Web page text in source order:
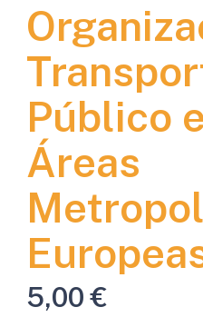
Público
Áreas
5,00€